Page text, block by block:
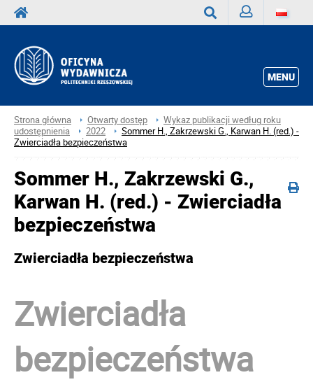
MENU
Strona główna Otwarty dostęp
Wykaz publikacji według roku
udostępnienia
2022
Sommer H., Zakrzewski G., Karwan H. (red.) -
Zwierciadła bezpieczeństwa
Sommer H., Zakrzewski G.,
Karwan H. (red.) - Zwierciadła
bezpieczeństwa
Zwierciadła bezpieczeństwa
Zwierciadła
bezpieczeństwa